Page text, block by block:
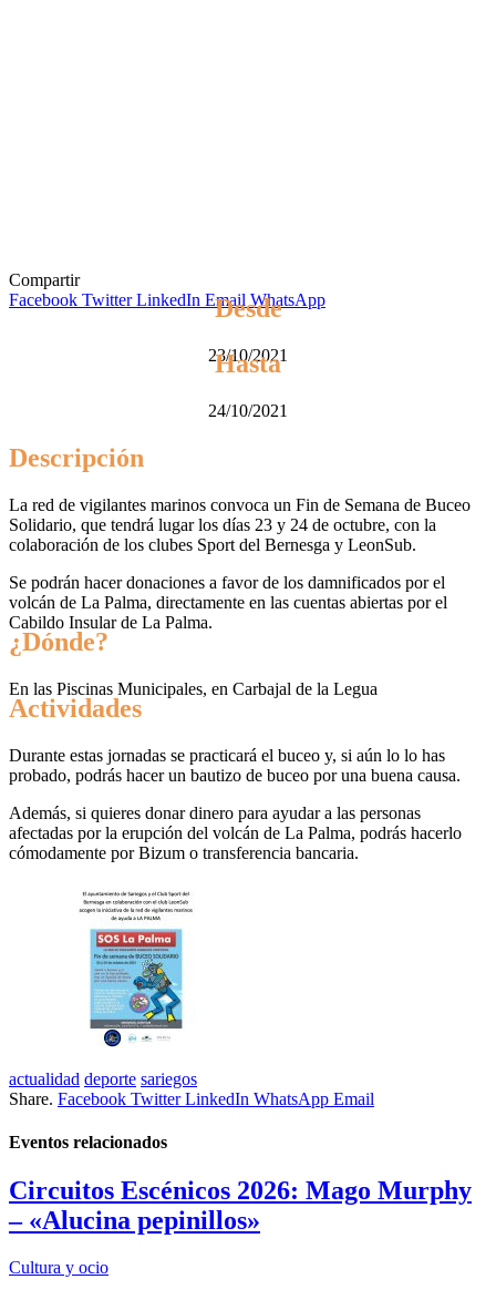
Compartir
Facebook Twitter LinkedIn Email WhatsApp
Desde
23/10/2021
Hasta
24/10/2021
Descripción
La red de vigilantes marinos convoca un Fin de Semana de Buceo
Solidario, que tendrá lugar los días 23 y 24 de octubre, con la
colaboración de los clubes Sport del Bernesga y LeonSub.
Se podrán hacer donaciones a favor de los damnificados por el
volcán de La Palma, directamente en las cuentas abiertas por el
Cabildo Insular de La Palma.
¿Dónde?
En las Piscinas Municipales, en Carbajal de la Legua
Actividades
Durante estas jornadas se practicará el buceo y, si aún lo lo has
probado, podrás hacer un bautizo de buceo por una buena causa.
Además, si quieres donar dinero para ayudar a las personas
afectadas por la erupción del volcán de La Palma, podrás hacerlo
cómodamente por Bizum o transferencia bancaria.
actualidad deporte sariegos
Share. Facebook Twitter LinkedIn WhatsApp Email
Eventos relacionados
Circuitos Escénicos 2026: Mago Murphy
– «Alucina pepinillos»
Cultura y ocio